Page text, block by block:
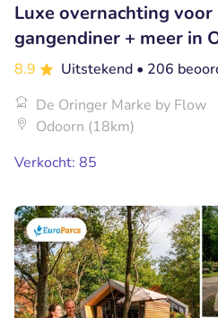
Luxe overnachting
gangendiner + meer in
8.9 Uitstekend • 206
De Oringer Marke by Flow
Odoorn (18km)
Verkocht: 85